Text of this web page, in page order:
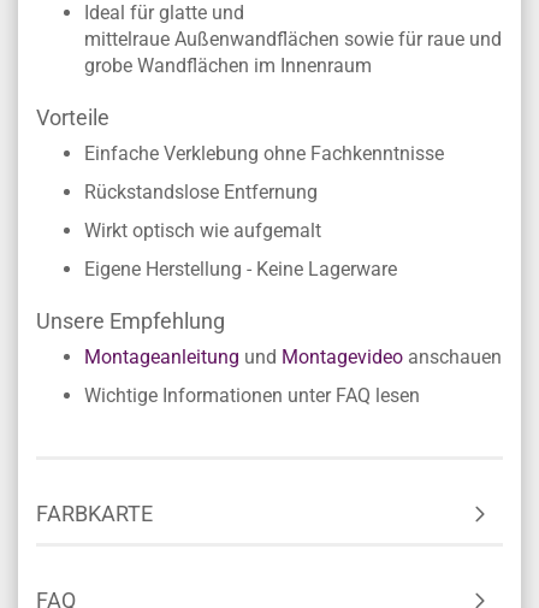
Ideal für glatte und
mittelraue Außenwandflächen sowie für raue und
grobe Wandflächen im Innenraum
Vorteile
Einfache Verklebung ohne Fachkenntnisse
Rückstandslose Entfernung
Wirkt optisch wie aufgemalt
Eigene Herstellung - Keine Lagerware
Unsere Empfehlung
Montageanleitung und Montagevideo anschauen
Wichtige Informationen unter FAQ lesen
FARBKARTE
FAQ